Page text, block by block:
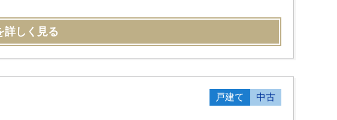
詳しく見る
戸建て 中古